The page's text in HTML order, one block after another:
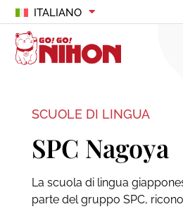
ITALIANO
SCUOLE DI LINGUA
SPC Nagoya
La scuola di lingua
parte del gruppo SPC,